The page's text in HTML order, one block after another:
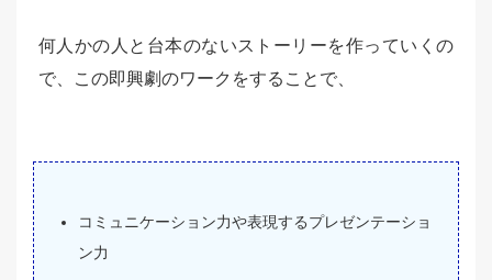
何人かの人と台本のないストーリーを作っていくの
で、この即興劇のワークをすることで、
コミュニケーション力や表現するプレゼンテーショ
ン力